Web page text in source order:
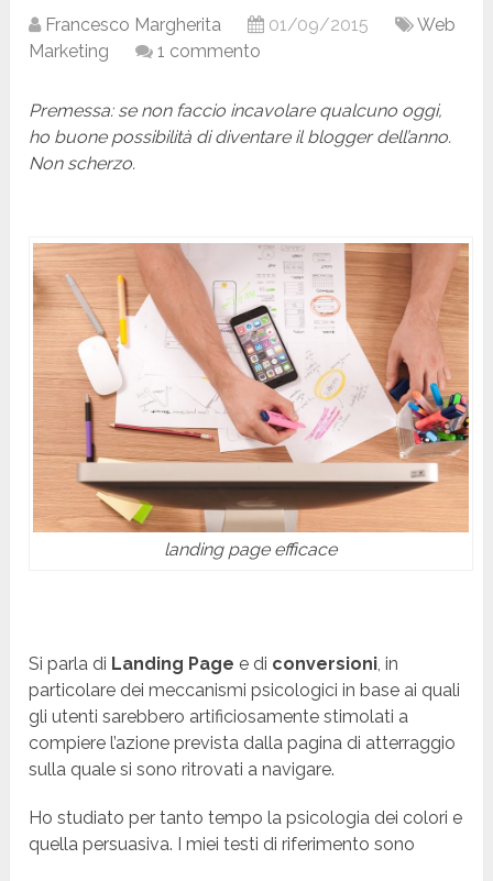
Francesco Margherita 01/09/2015
Web
Marketing
1 commento
Premessa: se non faccio incavolare qualcuno oggi,
ho buone possibilità di diventare il blogger dell’anno.
Non scherzo.
landing page efficace
Si parla di Landing Page e di conversioni, in
particolare dei meccanismi psicologici in base ai quali
gli utenti sarebbero artificiosamente stimolati a
compiere l’azione prevista dalla pagina di atterraggio
sulla quale si sono ritrovati a navigare.
Ho studiato per tanto tempo la psicologia dei colori e
quella persuasiva. I miei testi di riferimento sono